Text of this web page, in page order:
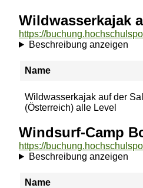
Wildwasserkajak
Beschreibung anzeigen
Name
Wildwasserkajak auf der
(Österreich) alle Level
Windsurf-Camp
Beschreibung anzeigen
Name